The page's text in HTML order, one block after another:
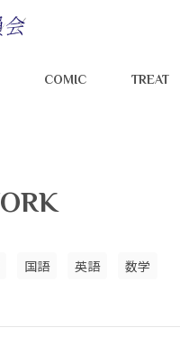
COMIC TREAT
国語 英語 数学